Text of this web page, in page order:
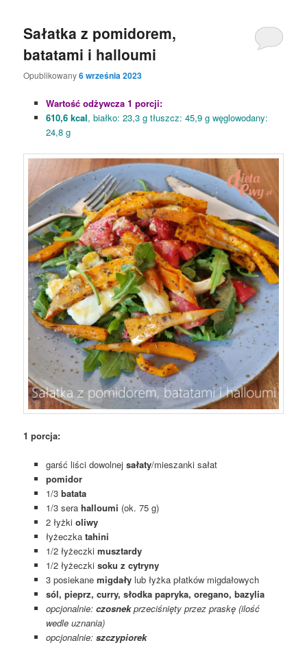
Sałatka z pomidorem,
batatami i halloumi
Opublikowany6 września 2023
Wartość odżywcza 1 porcji:
610,6 kcal, białko: 23,3 g tłuszcz: 45,9 g węglowodany:
24,8 g
1 porcja:
garść liści dowolnejsałaty/mieszanki sałat
pomidor
1/3 batata
1/3 sera halloumi (ok. 75 g)
2 łyżki oliwy
łyżeczka tahini
1/2 łyżeczki musztardy
1/2 łyżeczkisoku z cytryny
3 posiekanemigdałylub łyżka płatków migdałowych
sól, pieprz, curry, słodka papryka, oregano, bazylia
opcjonalnie: czosnekprzeciśnięty przez praskę (ilość
wedle uznania)
opcjonalnie: szczypiorek